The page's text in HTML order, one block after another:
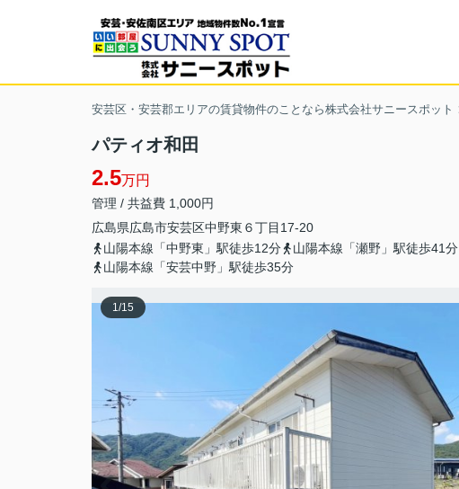
安芸区・安芸郡エリアの賃貸物件のことなら株式会社サニースポット
パティオ和田
2.5万円
管理 / 共益費 1,000円
広島県広島市安芸区中野東 ６丁目17-20
山陽本線「中野東」駅徒歩12分
山陽本線「瀬野」駅徒歩41分
山陽本線「安芸中野」駅徒歩35分
1/15